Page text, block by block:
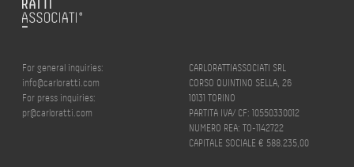
For general inquiries:
info@carloratti.com
For press inquiries:
pr@carloratti.com
CARLORATTIASSOCIATI SRL
CORSO QUINTINO SELLA, 26
10131 TORINO
PARTITA IVA/ CF: 10550330012
NUMERO REA: TO-1142722
CAPITALE SOCIALE € 588.235,00